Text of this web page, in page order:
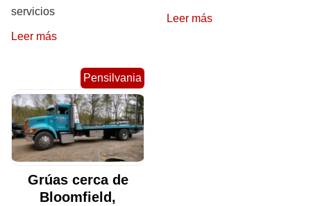
servicios
Leer más
Leer más
Pensilvania
Grúas cerca de
Bloomfield,